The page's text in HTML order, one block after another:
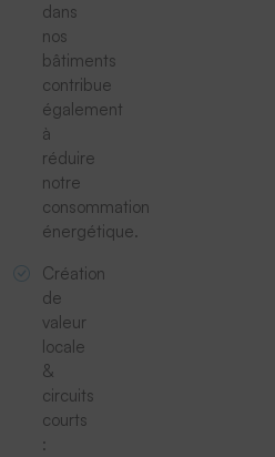
dans
nos
bâtiments
contribue
également
à
réduire
notre
consommation
énergétique.
Création
de
valeur
locale
&
circuits
courts
: